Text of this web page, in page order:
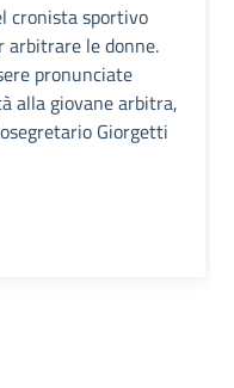
cronista sportivo
arbitrare le donne.
pronunciate
alla giovane arbitra,
Giorgetti